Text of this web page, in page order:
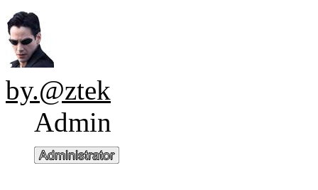
by.@ztek
Admin